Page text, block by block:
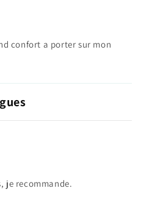
confort a porter sur mon
je recommande.